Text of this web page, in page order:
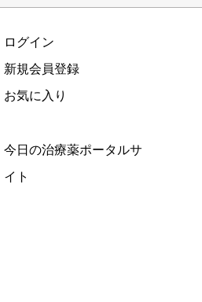
ログイン
新規会員登録
お気に入り
今日の治療薬ポータルサ
イト